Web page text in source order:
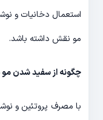
استعمال دخانیات و
مو نقش داشته باشد.
چگونه از سفید شدن مو
با مصرف پروتئین و